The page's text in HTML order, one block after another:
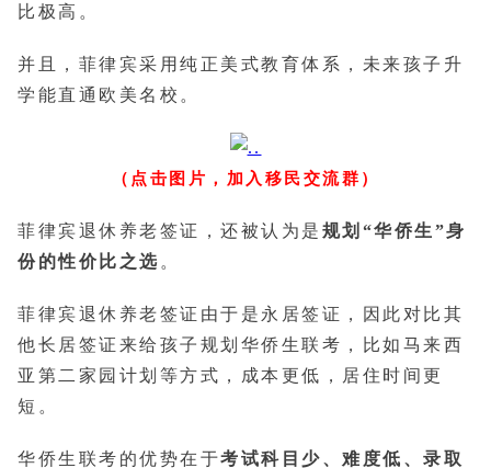
比极高。
并且，菲律宾采用纯正美式教育体系，未来孩子升
学能直通欧美名校。
（点击图片，加入移民交流群）
菲律宾退休养老签证，还被认为是 规划“华侨生”身
份的性价比之选 。
菲律宾退休养老签证由于是永居签证，因此对比其
他长居签证来给孩子规划华侨生联考，比如马来西
亚第二家园计划等方式，成本更低，居住时间更
短。
华侨生联考的优势在于考试科目少、难度低、录取